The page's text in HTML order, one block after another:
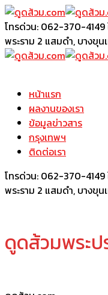
โทรด่วน: 062-370-4149
พระราม 2 แสมดำ, บางขุน
หน้าแรก
ผลงานของเรา
ข้อมูลข่าวสาร
กรุงเทพฯ
ติดต่อเรา
โทรด่วน: 062-370-4149
พระราม 2 แสมดำ, บางขุน
ดูดส้วมพระป